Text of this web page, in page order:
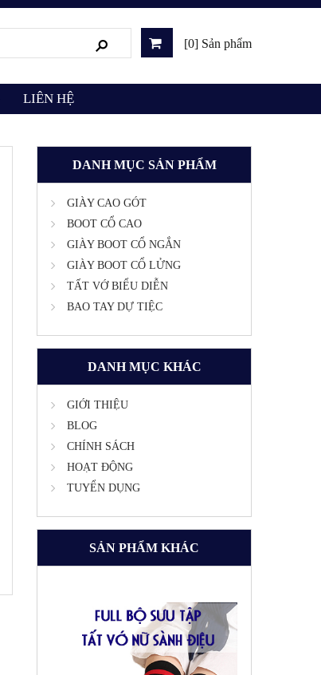
[0] Sản phẩm
LIÊN HỆ
DANH MỤC SẢN PHẨM
GIÀY CAO GÓT
BOOT CỔ CAO
GIÀY BOOT CỔ NGẮN
GIÀY BOOT CỔ LỬNG
TẤT VỚ BIỂU DIỄN
BAO TAY DỰ TIỆC
DANH MỤC KHÁC
GIỚI THIỆU
BLOG
CHÍNH SÁCH
HOẠT ĐỘNG
TUYỂN DỤNG
SẢN PHẨM KHÁC